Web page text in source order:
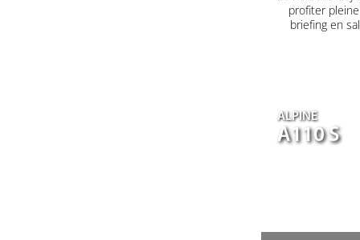
profiter
briefing en
ALPINE
A110 S